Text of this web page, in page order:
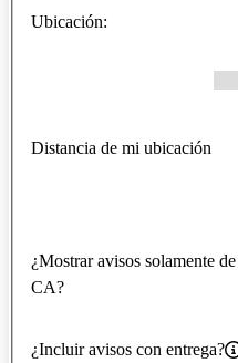
Ubicación:
Distancia de mi ubicación
¿Mostrar avisos solamente de
CA?
¿Incluir avisos con entrega?